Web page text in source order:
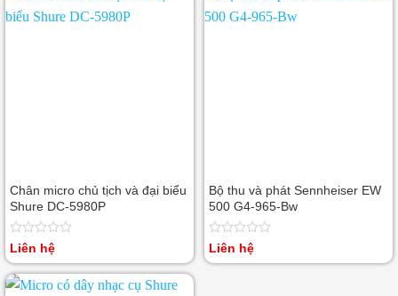
sao
sao
Chân micro chủ tịch và đại biểu
Shure DC-5980P
Được
hạng
0
Liên hệ
Bộ thu và phát Sennheiser EW
500 G4-965-Bw
Được
Liên hệ